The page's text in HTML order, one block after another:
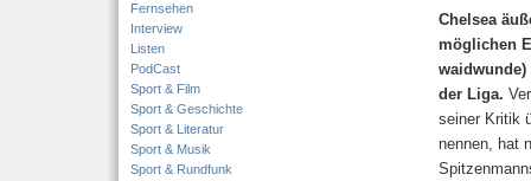
Fernsehen
Interview
Listen
PodCast
Sport & Film
Sport & Geschichte
Sport & Literatur
Sport & Musik
Sport & Rundfunk
Chelsea
möglichen
der Liga.
seiner Kritik
nennen, hat